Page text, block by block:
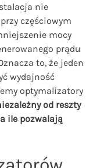
nie
częściowym
mocy
prądu
to, że jeden
wydajność
optymalizatory
od reszty
ile pozwalają